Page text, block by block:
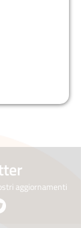
aggiornamenti